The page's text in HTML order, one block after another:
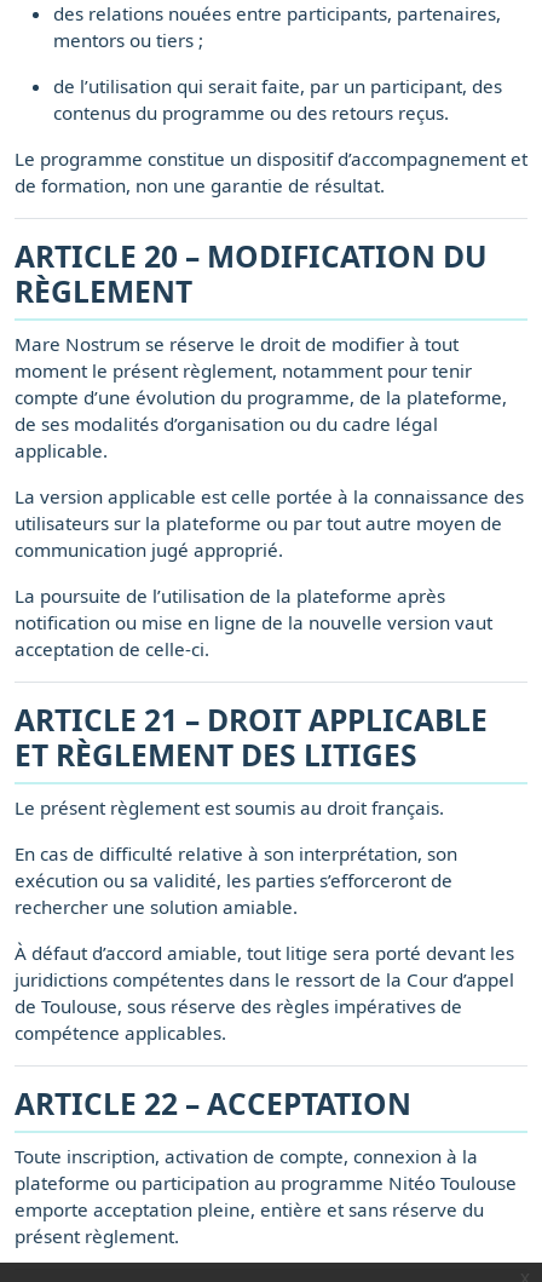
des relations nouées entre participants, partenaires,
mentors ou tiers ;
de l’utilisation qui serait faite, par un participant, des
contenus du programme ou des retours reçus.
Le programme constitue un dispositif d’accompagnement et
de formation, non une garantie de résultat.
ARTICLE 20 – MODIFICATION DU
RÈGLEMENT
Mare Nostrum se réserve le droit de modifier à tout
moment le présent règlement, notamment pour tenir
compte d’une évolution du programme, de la plateforme,
de ses modalités d’organisation ou du cadre légal
applicable.
La version applicable est celle portée à la connaissance des
utilisateurs sur la plateforme ou par tout autre moyen de
communication jugé approprié.
La poursuite de l’utilisation de la plateforme après
notification ou mise en ligne de la nouvelle version vaut
acceptation de celle-ci.
ARTICLE 21 – DROIT APPLICABLE
ET RÈGLEMENT DES LITIGES
Le présent règlement est soumis au droit français.
En cas de difficulté relative à son interprétation, son
exécution ou sa validité, les parties s’efforceront de
rechercher une solution amiable.
À défaut d’accord amiable, tout litige sera porté devant les
juridictions compétentes dans le ressort de la Cour d’appel
de Toulouse, sous réserve des règles impératives de
compétence applicables.
ARTICLE 22 – ACCEPTATION
Toute inscription, activation de compte, connexion à la
plateforme ou participation au programme Nitéo Toulouse
emporte acceptation pleine, entière et sans réserve du
présent règlement.